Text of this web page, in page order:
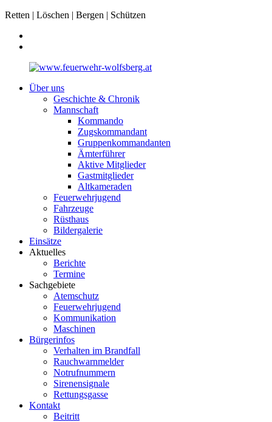
Retten | Löschen | Bergen | Schützen
Über uns
Geschichte & Chronik
Mannschaft
Kommando
Zugskommandant
Gruppenkommandanten
Ämterführer
Aktive Mitglieder
Gastmitglieder
Altkameraden
Feuerwehrjugend
Fahrzeuge
Rüsthaus
Bildergalerie
Einsätze
Aktuelles
Berichte
Termine
Sachgebiete
Atemschutz
Feuerwehrjugend
Kommunikation
Maschinen
Bürgerinfos
Verhalten im Brandfall
Rauchwarnmelder
Notrufnummern
Sirenensignale
Rettungsgasse
Kontakt
Beitritt